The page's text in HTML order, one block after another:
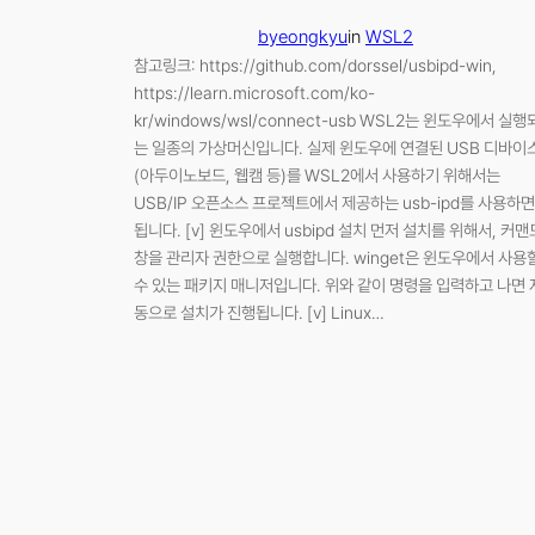
byeongkyuin WSL2
참고링크: https://github.com/dorssel/usbipd-win,
https://learn.microsoft.com/ko-
kr/windows/wsl/connect-usb WSL2는 윈도우에서 실행
는 일종의 가상머신입니다. 실제 윈도우에 연결된 USB 디바이
(아두이노보드, 웹캠 등)를 WSL2에서 사용하기 위해서는
USB/IP 오픈소스 프로젝트에서 제공하는 usb-ipd를 사용하면
됩니다. [v] 윈도우에서 usbipd 설치 먼저 설치를 위해서, 커맨
창을 관리자 권한으로 실행합니다. winget은 윈도우에서 사용
수 있는 패키지 매니저입니다. 위와 같이 명령을 입력하고 나면
동으로 설치가 진행됩니다. [v] Linux…